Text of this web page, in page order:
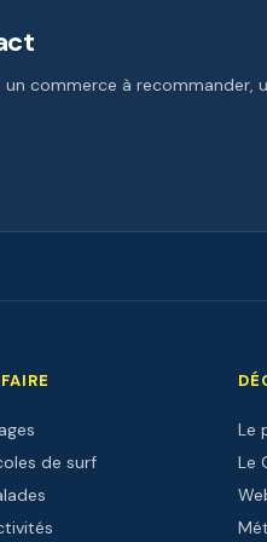
un commerce à recommander,
de surf
Le
Le